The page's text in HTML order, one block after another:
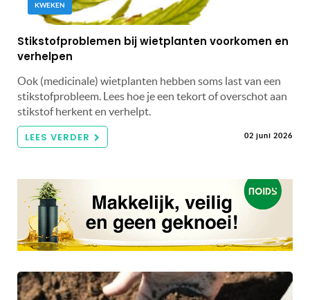
KWEKEN
Stikstofproblemen bij wietplanten voorkomen en
verhelpen
Ook (medicinale) wietplanten hebben soms last van een
stikstofprobleem. Lees hoe je een tekort of overschot aan
stikstof herkent en verhelpt.
LEES VERDER 02 juni 2026